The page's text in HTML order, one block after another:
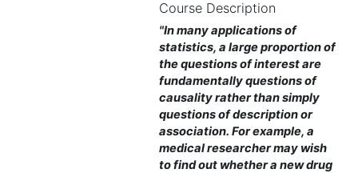
Course Description
"In many applications of
statistics, a large proportion of
the questions of interest are
fundamentally questions of
causality rather than simply
questions of description or
association. For example, a
medical researcher may wish
to find out whether a new drug